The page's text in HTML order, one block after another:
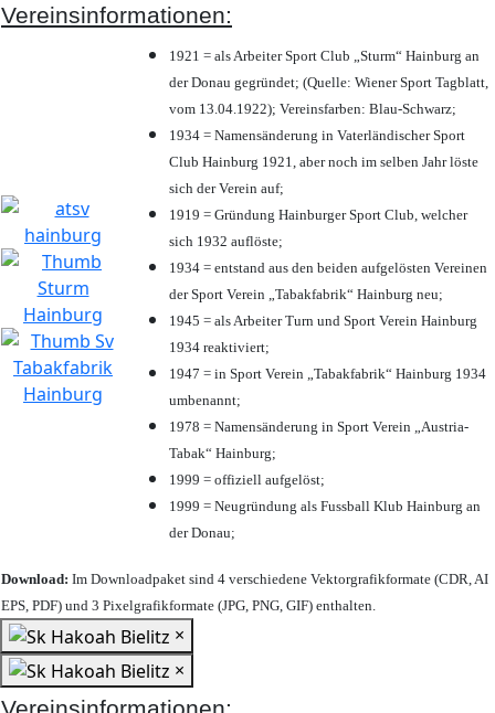
Vereinsinformationen:
1921 = als Arbeiter Sport Club „Sturm“ Hainburg an
der Donau gegründet; (Quelle: Wiener Sport Tagblatt,
vom 13.04.1922); Vereinsfarben: Blau-Schwarz;
1934 = Namensänderung in Vaterländischer Sport
Club Hainburg 1921, aber noch im selben Jahr löste
sich der Verein auf;
1919 = Gründung Hainburger Sport Club, welcher
sich 1932 auflöste;
1934 = entstand aus den beiden aufgelösten Vereinen
der Sport Verein „Tabakfabrik“ Hainburg neu;
1945 = als Arbeiter Turn und Sport Verein Hainburg
1934 reaktiviert;
1947 = in Sport Verein „Tabakfabrik“ Hainburg 1934
umbenannt;
1978 = Namensänderung in Sport Verein „Austria-
Tabak“ Hainburg;
1999 = offiziell aufgelöst;
1999 = Neugründung als Fussball Klub Hainburg an
der Donau;
Download: Im Downloadpaket sind 4 verschiedene Vektorgrafikformate (CDR, AI
EPS, PDF) und 3 Pixelgrafikformate (JPG, PNG, GIF) enthalten.
×
×